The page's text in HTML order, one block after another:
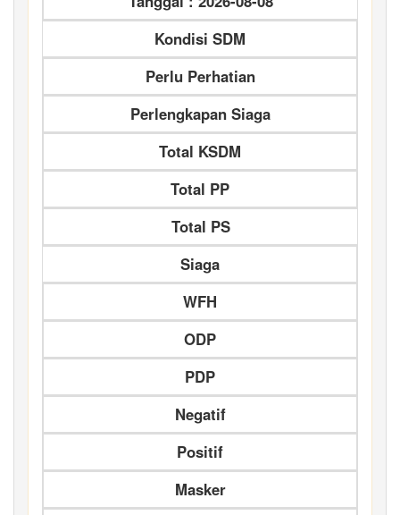
Kondisi SDM
Perlu Perhatian
Perlengkapan Siaga
Total KSDM
Total PP
Total PS
Siaga
WFH
ODP
PDP
Negatif
Positif
Masker